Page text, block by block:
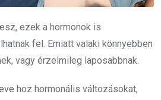
ezek a hormonok is
fel. Emiatt valaki könnyebben
vagy érzelmileg laposabbnak.
hoz hormonális változásokat,